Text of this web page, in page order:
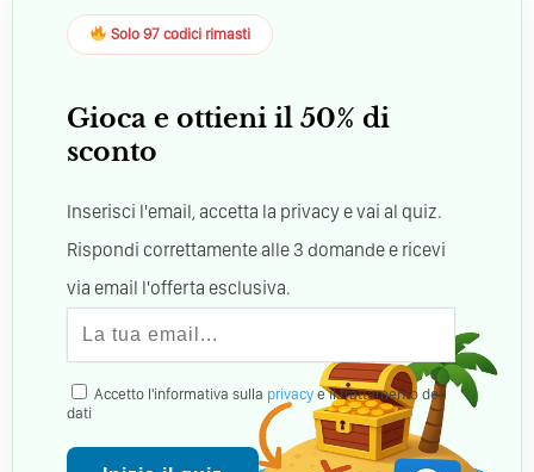
Solo 97 codici rimasti
Gioca e ottieni il 50% di
sconto
Inserisci l'email, accetta la privacy e vai al quiz.
Rispondi correttamente alle 3 domande e ricevi
via email l'offerta esclusiva.
Accetto l'informativa sulla privacy e il trattamento dei
dati